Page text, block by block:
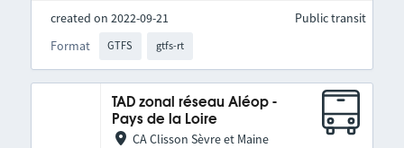
created on 2022-09-21
Format
GTFS gtfs-rt
Public transit
TAD zonal réseau Aléop -
Pays de la Loire
CA Clisson Sèvre et Maine